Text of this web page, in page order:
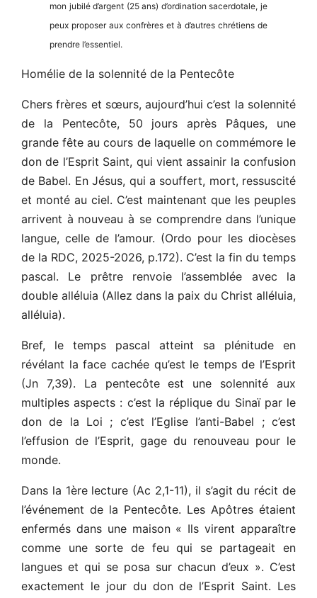
mon jubilé d’argent (25 ans) d’ordination sacerdotale, je
peux proposer aux confrères et à d’autres chrétiens de
prendre l’essentiel.
Homélie de la solennité de la Pentecôte
Chers frères et sœurs, aujourd’hui c’est la solennité
de la Pentecôte, 50 jours après Pâques, une
grande fête au cours de laquelle on commémore le
don de l’Esprit Saint, qui vient assainir la confusion
de Babel. En Jésus, qui a souffert, mort, ressuscité
et monté au ciel. C’est maintenant que les peuples
arrivent à nouveau à se comprendre dans l’unique
langue, celle de l’amour. (Ordo pour les diocèses
de la RDC, 2025-2026, p.172). C’est la fin du temps
pascal. Le prêtre renvoie l’assemblée avec la
double alléluia (Allez dans la paix du Christ alléluia,
alléluia).
Bref, le temps pascal atteint sa plénitude en
révélant la face cachée qu’est le temps de l’Esprit
(Jn 7,39). La pentecôte est une solennité aux
multiples aspects : c’est la réplique du Sinaï par le
don de la Loi ; c’est l’Eglise l’anti-Babel ; c’est
l’effusion de l’Esprit, gage du renouveau pour le
monde.
Dans la 1ère lecture (Ac 2,1-11), il s’agit du récit de
l’événement de la Pentecôte. Les Apôtres étaient
enfermés dans une maison « Ils virent apparaître
comme une sorte de feu qui se partageait en
langues et qui se posa sur chacun d’eux ». C’est
exactement le jour du don de l’Esprit Saint. Les